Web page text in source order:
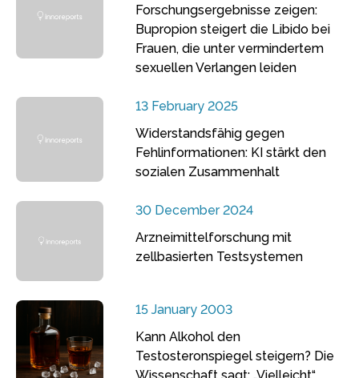
Forschungsergebnisse zeigen:
Bupropion steigert die Libido bei
Frauen, die unter vermindertem
sexuellen Verlangen leiden
13 February 2025
Widerstandsfähig gegen
Fehlinformationen: KI stärkt den
sozialen Zusammenhalt
30 December 2024
Arzneimittelforschung mit
zellbasierten Testsystemen
15 January 2003
Kann Alkohol den
Testosteronspiegel steigern? Die
Wissenschaft sagt: „Vielleicht“